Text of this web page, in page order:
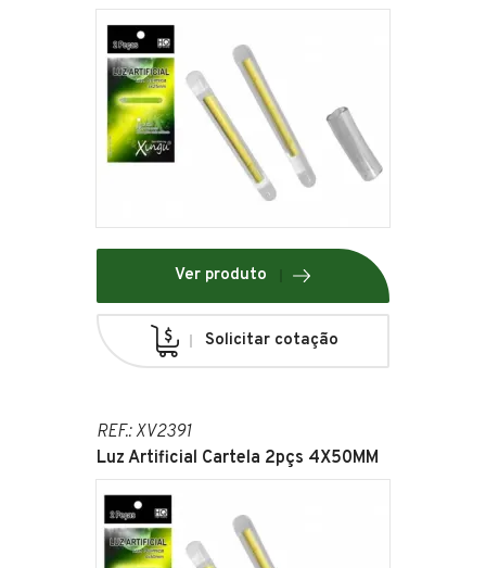
Ver produto
Solicitar cotação
REF.: XV2391
Luz Artificial Cartela 2pçs 4X50MM